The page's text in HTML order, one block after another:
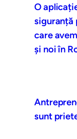
O
siguranță
care
și noi în
sunt